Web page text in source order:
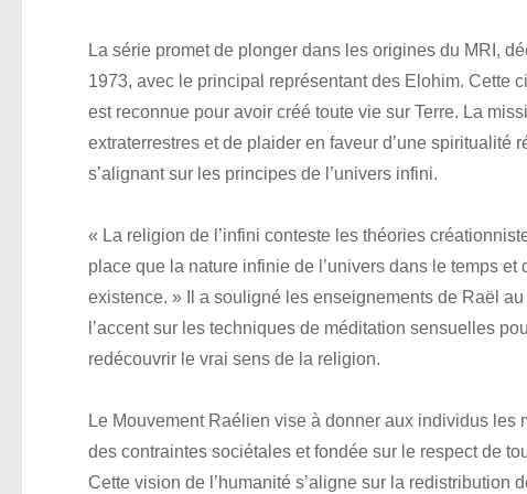
La série promet de plonger dans les origines du MRI,
1973, avec le principal représentant des Elohim. Cette
est reconnue pour avoir créé toute vie sur Terre. La
extraterrestres et de plaider en faveur d’une spiritualité
s’alignant sur les principes de l’univers infini.
« La religion de l’infini conteste les théories
place que la nature infinie de l’univers dans le temps
existence. » Il a souligné les enseignements de Raël
l’accent sur les techniques de méditation sensuelles
redécouvrir le vrai sens de la religion.
Le Mouvement Raélien vise à donner aux individus
des contraintes sociétales et fondée sur le respect de
Cette vision de l’humanité s’aligne sur la redistribution